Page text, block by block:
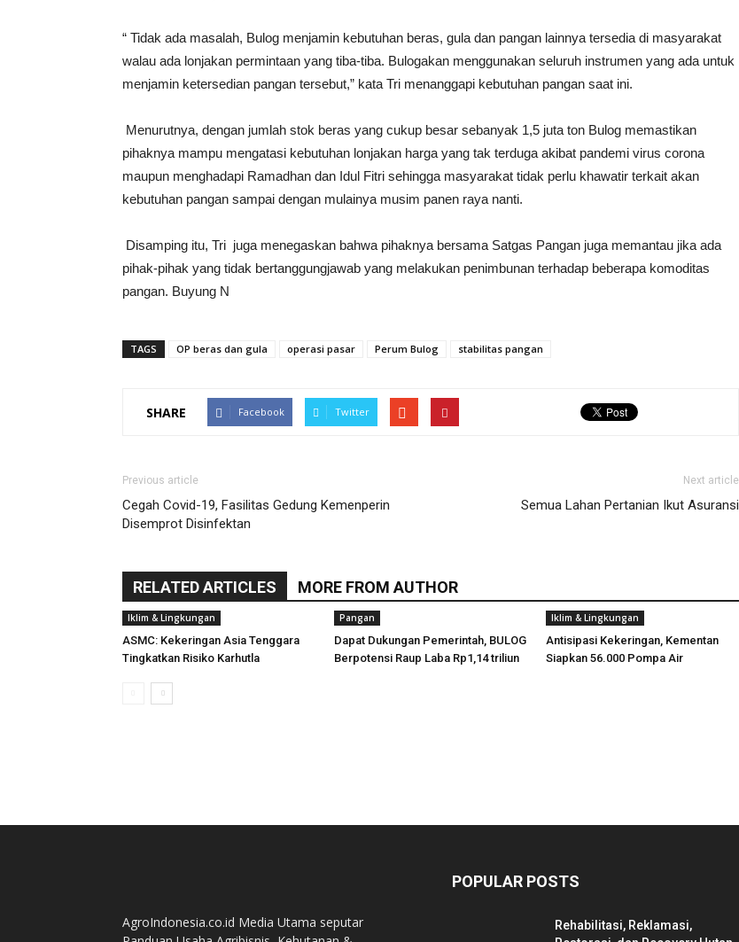
“ Tidak ada masalah, Bulog menjamin kebutuhan beras, gula dan pangan lainnya tersedia di masyarakat
walau ada lonjakan permintaan yang tiba-tiba. Bulogakan menggunakan seluruh instrumen yang ada untuk
menjamin ketersedian pangan tersebut,” kata Tri menanggapi kebutuhan pangan saat ini.
Menurutnya, dengan jumlah stok beras yang cukup besar sebanyak 1,5 juta ton Bulog memastikan
pihaknya mampu mengatasi kebutuhan lonjakan harga yang tak terduga akibat pandemi virus corona
maupun menghadapi Ramadhan dan Idul Fitri sehingga masyarakat tidak perlu khawatir terkait akan
kebutuhan pangan sampai dengan mulainya musim panen raya nanti.
Disamping itu, Tri juga menegaskan bahwa pihaknya bersama Satgas Pangan juga memantau jika ada
pihak-pihak yang tidak bertanggungjawab yang melakukan penimbunan terhadap beberapa komoditas
pangan. Buyung N
TAGS OP beras dan gula operasi pasar Perum Bulog stabilitas pangan
SHARE Facebook Twitter
Previous article
Cegah Covid-19, Fasilitas Gedung Kemenperin
Disemprot Disinfektan
Next article
Semua Lahan Pertanian Ikut Asuransi
RELATED ARTICLES MORE FROM AUTHOR
Iklim & Lingkungan
ASMC: Kekeringan Asia Tenggara
Tingkatkan Risiko Karhutla
Pangan
Dapat Dukungan Pemerintah, BULOG
Berpotensi Raup Laba Rp1,14 triliun
Iklim & Lingkungan
Antisipasi Kekeringan, Kementan
Siapkan 56.000 Pompa Air
AgroIndonesia.co.id Media Utama seputar
POPULAR POSTS
Rehabilitasi, Reklamasi,